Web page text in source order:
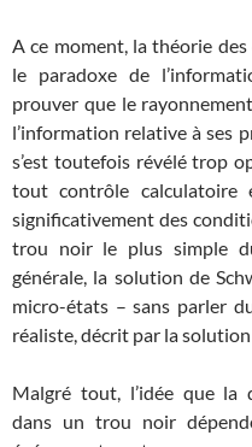
A ce moment, la théorie
le paradoxe de
prouver que le
l’information relative à ses
s’est toutefois révélé trop
tout contrôle calculatoire
significativement des
trou noir le plus simple
générale, la solution de
micro-états – sans parler
réaliste, décrit par la solution
Malgré tout, l’idée que la
dans un trou noir